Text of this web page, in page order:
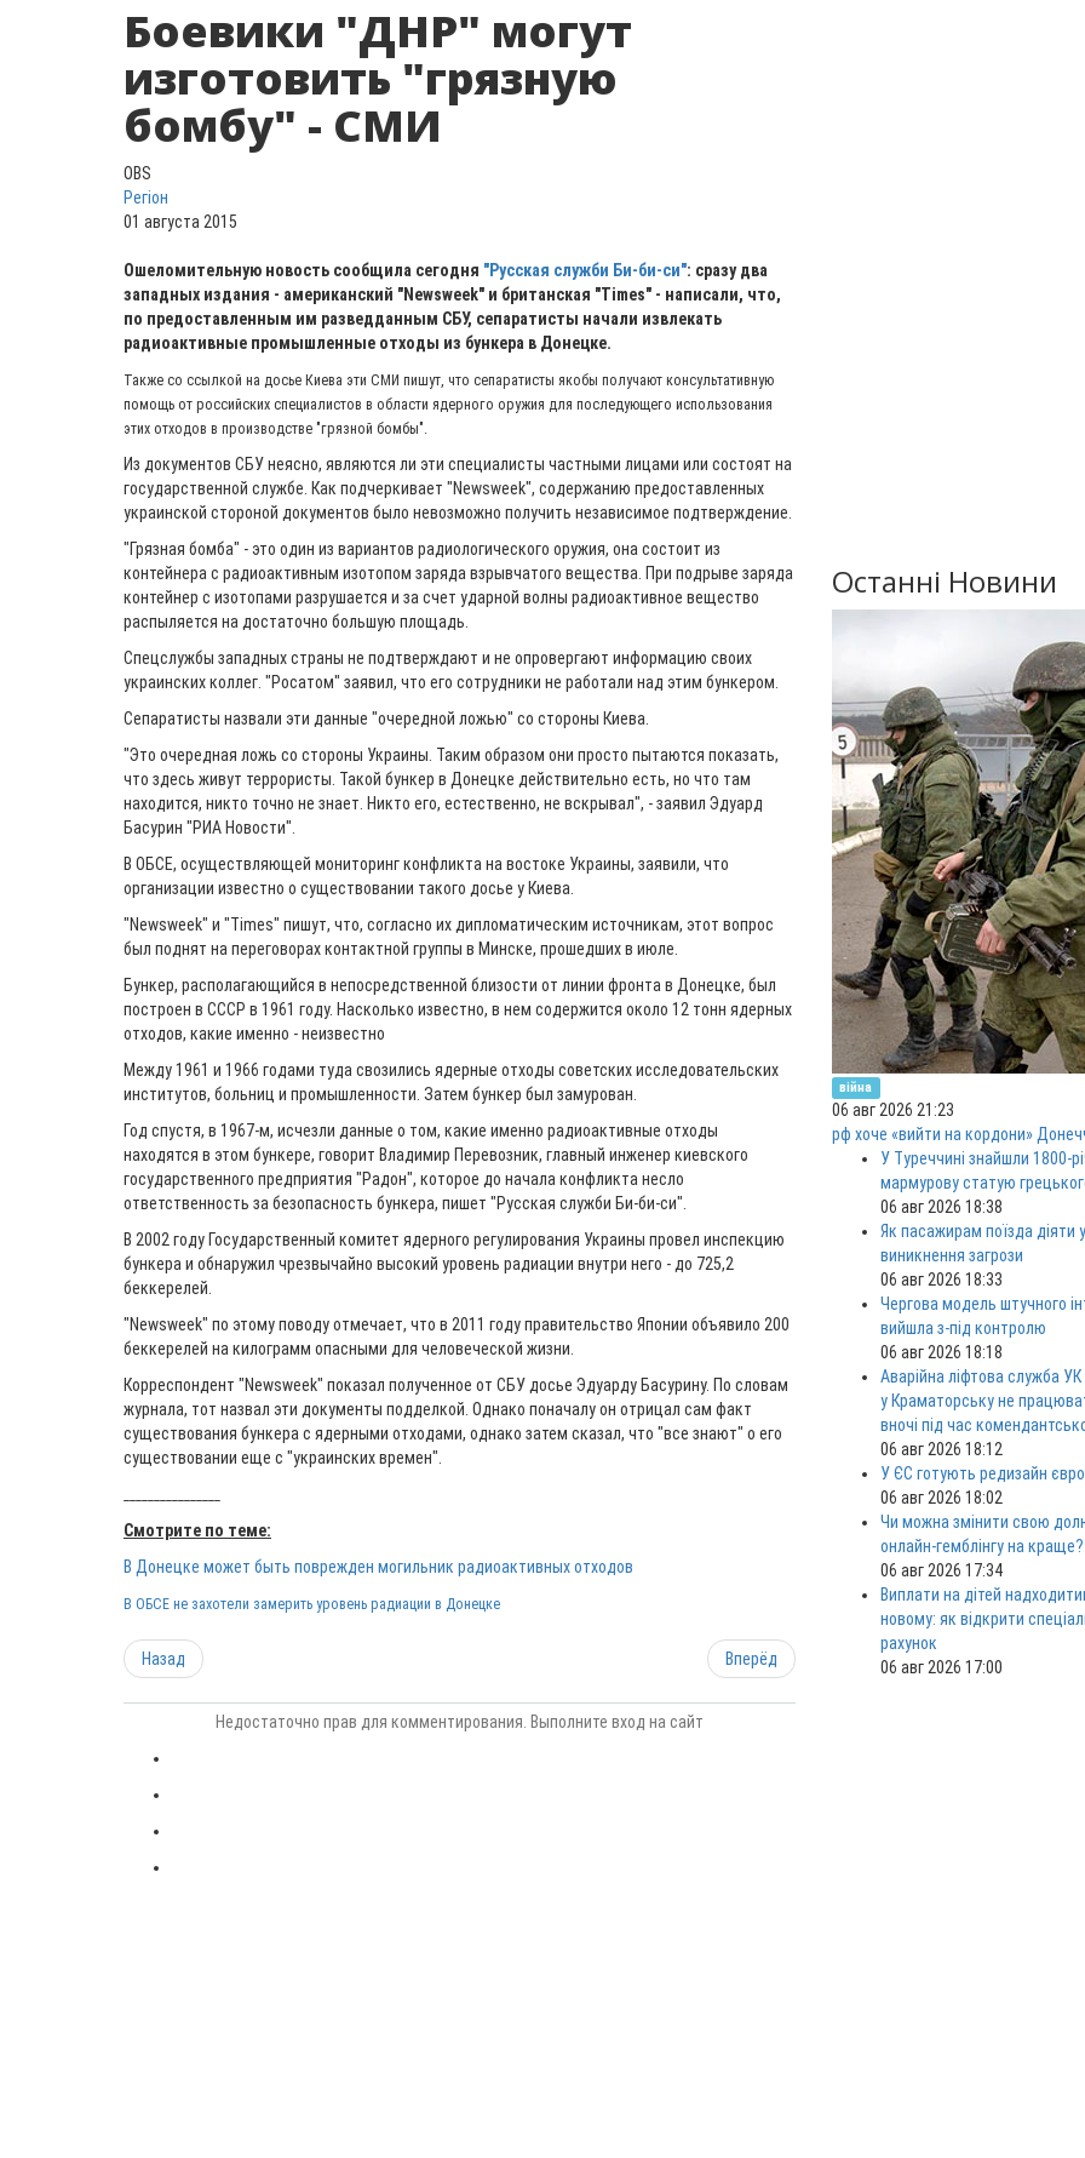
Боевики "ДНР" могут
изготовить "грязную
бомбу" - СМИ
OBS
Регіон
01 августа 2015
Ошеломительную новость сообщила сегодня "Русская служби Би-би-си": сразу два
западных издания - американский "Newsweek" и британская "Times" - написали, что,
по предоставленным им разведданным СБУ, сепаратисты начали извлекать
радиоактивные промышленные отходы из бункера в Донецке.
Также со ссылкой на досье Киева эти СМИ пишут, что сепаратисты якобы получают консультативную
помощь от российских специалистов в области ядерного оружия для последующего использования
этих отходов в производстве "грязной бомбы".
Из документов СБУ неясно, являются ли эти специалисты частными лицами или состоят на
государственной службе. Как подчеркивает "Newsweek", содержанию предоставленных
украинской стороной документов было невозможно получить независимое подтверждение.
"Грязная бомба" - это один из вариантов радиологического оружия, она состоит из
контейнера с радиоактивным изотопом заряда взрывчатого вещества. При подрыве заряда
контейнер с изотопами разрушается и за счет ударной волны радиоактивное вещество
распыляется на достаточно большую площадь.
Спецслужбы западных страны не подтверждают и не опровергают информацию своих
украинских коллег. "Росатом" заявил, что его сотрудники не работали над этим бункером.
Сепаратисты назвали эти данные "очередной ложью" со стороны Киева.
"Это очередная ложь со стороны Украины. Таким образом они просто пытаются показать,
что здесь живут террористы. Такой бункер в Донецке действительно есть, но что там
находится, никто точно не знает. Никто его, естественно, не вскрывал", - заявил Эдуард
Басурин "РИА Новости".
В ОБСЕ, осуществляющей мониторинг конфликта на востоке Украины, заявили, что
организации известно о существовании такого досье у Киева.
"Newsweek" и "Times" пишут, что, согласно их дипломатическим источникам, этот вопрос
был поднят на переговорах контактной группы в Минске, прошедших в июле.
Бункер, располагающийся в непосредственной близости от линии фронта в Донецке, был
построен в СССР в 1961 году. Насколько известно, в нем содержится около 12 тонн ядерных
отходов, какие именно - неизвестно
Между 1961 и 1966 годами туда свозились ядерные отходы советских исследовательских
институтов, больниц и промышленности. Затем бункер был замурован.
Год спустя, в 1967-м, исчезли данные о том, какие именно радиоактивные отходы
находятся в этом бункере, говорит Владимир Перевозник, главный инженер киевского
государственного предприятия "Радон", которое до начала конфликта несло
ответственность за безопасность бункера, пишет "Русская служби Би-би-си".
В 2002 году Государственный комитет ядерного регулирования Украины провел инспекцию
бункера и обнаружил чрезвычайно высокий уровень радиации внутри него - до 725,2
беккерелей.
"Newsweek" по этому поводу отмечает, что в 2011 году правительство Японии объявило 200
беккерелей на килограмм опасными для человеческой жизни.
Корреспондент "Newsweek" показал полученное от СБУ досье Эдуарду Басурину. По словам
журнала, тот назвал эти документы подделкой. Однако поначалу он отрицал сам факт
существования бункера с ядерными отходами, однако затем сказал, что "все знают" о его
существовании еще с "украинских времен".
Смотрите по теме:
В Донецке может быть поврежден могильник радиоактивных отходов
В ОБСЕ не захотели замерить уровень радиации в Донецке
Назад Вперёд
Недостаточно прав для комментирования. Выполните вход на сайт
Останні Новини
війна
06 авг 2026 21:23
рф хоче «вийти на кордони»
У Туреччині знайшли 1800-
мармурову статую
06 авг 2026 18:38
Як пасажирам поїзда діяти у
виникнення загрози
06 авг 2026 18:33
Чергова модель штучного
вийшла з-під контролю
06 авг 2026 18:18
Аварійна ліфтова служба УК
у Краматорську не
вночі під час
06 авг 2026 18:12
У ЄС готують редизайн євро
06 авг 2026 18:02
Чи можна змінити свою
онлайн-гемблінгу на краще?
06 авг 2026 17:34
Виплати на дітей
новому: як відкрити
рахунок
06 авг 2026 17:00